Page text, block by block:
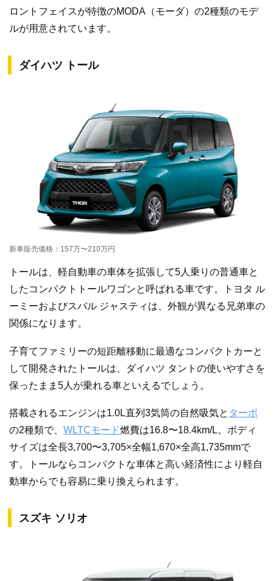
ロントフェイスが特徴のMODA（モーダ）の2種類のモデ
ルが用意されています。
ダイハツ トール
新車販売価格：157万〜210万円
トールは、軽自動車の車体を拡張して5人乗りの普通車と
したコンパクトトールワゴンと呼ばれる車です。トヨタ ル
ーミーおよびスバル ジャスティは、外観が異なる兄弟車の
関係になります。
子育てファミリーの短距離移動に最適なコンパクトカーと
して開発されたトールは、ダイハツ タントの使いやすさを
保ったまま5人が乗れる車といえるでしょう。
搭載されるエンジンは1.0L直列3気筒の自然吸気と ターボ
の2種類で、 WLTCモード燃費は16.8〜18.4km/L。ボディ
サイズは全長3,700〜3,705×全幅1,670×全高1,735mmで
す。トールならコンパクトな車体と高い経済性により軽自
動車からでも容易に乗り換えられます。
スズキ ソリオ